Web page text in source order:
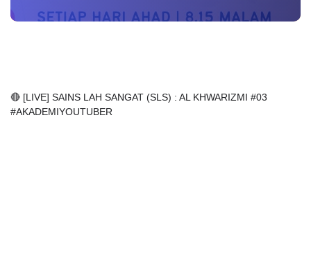
🔴 [LIVE] SAINS LAH SANGAT (SLS) : AL KHWARIZMI #03
#AKADEMIYOUTUBER